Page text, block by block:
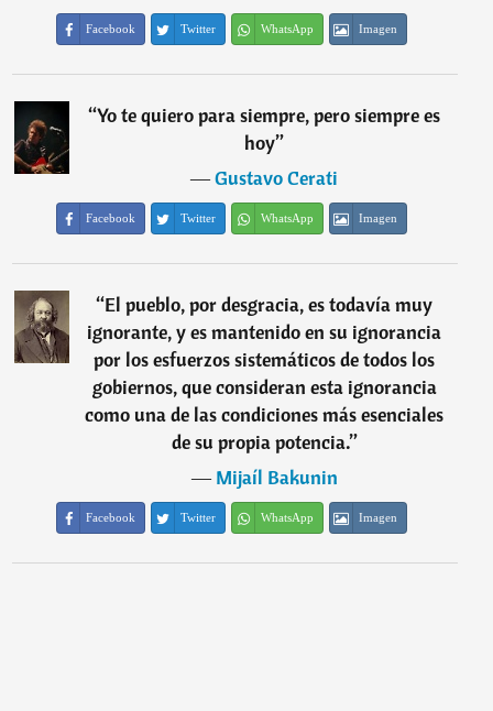
Facebook Twitter WhatsApp Imagen
“Yo te quiero para siempre, pero siempre es
hoy”
―Gustavo Cerati
Facebook Twitter WhatsApp Imagen
“El pueblo, por desgracia, es todavía muy
ignorante, y es mantenido en su ignorancia
por los esfuerzos sistemáticos de todos los
gobiernos, que consideran esta ignorancia
como una de las condiciones más esenciales
de su propia potencia.”
―Mijaíl Bakunin
Facebook Twitter WhatsApp Imagen